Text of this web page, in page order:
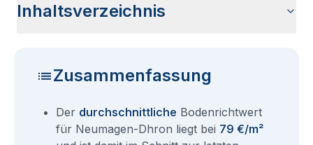
Inhaltsverzeichnis
Zusammenfassung
Der durchschnittliche Bodenrichtwert
für Neumagen-Dhron liegt bei 79 €/m²